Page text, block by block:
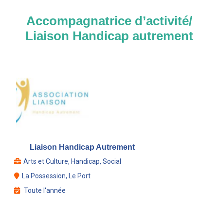
Accompagnatrice d’activité/
Liaison Handicap autrement
Liaison Handicap Autrement
Arts et Culture, Handicap, Social
La Possession, Le Port
Toute l'année